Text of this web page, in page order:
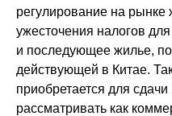
регулирование на рынке
ужесточения налогов
и последующее жилье,
действующей в Китае.
приобретается для
рассматривать как